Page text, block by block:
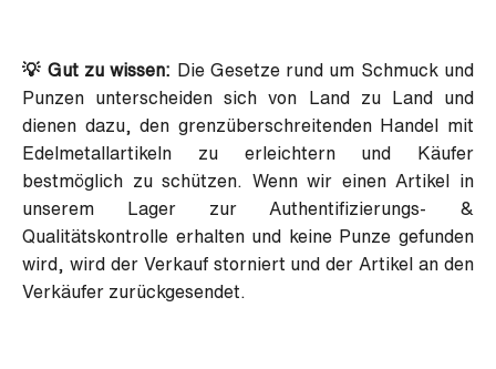
💡 Gut zu wissen:
Die Gesetze rund um Schmuck und
Punzen unterscheiden sich von Land zu Land und
dienen dazu, den grenzüberschreitenden Handel mit
Edelmetallartikeln zu erleichtern und Käufer
bestmöglich zu schützen. Wenn wir einen Artikel in
unserem Lager zur Authentifizierungs- &
Qualitätskontrolle erhalten und keine Punze gefunden
wird, wird der Verkauf storniert und der Artikel an den
Verkäufer zurückgesendet.